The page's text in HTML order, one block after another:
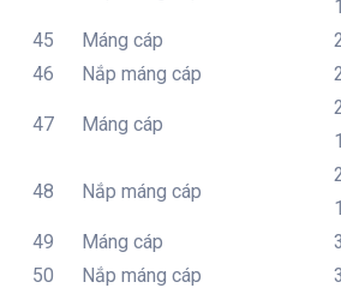
45 Máng cáp
46
Nắp máng cáp
47 Máng cáp
48 Nắp máng cáp
49 Máng cáp
50
Nắp máng cáp